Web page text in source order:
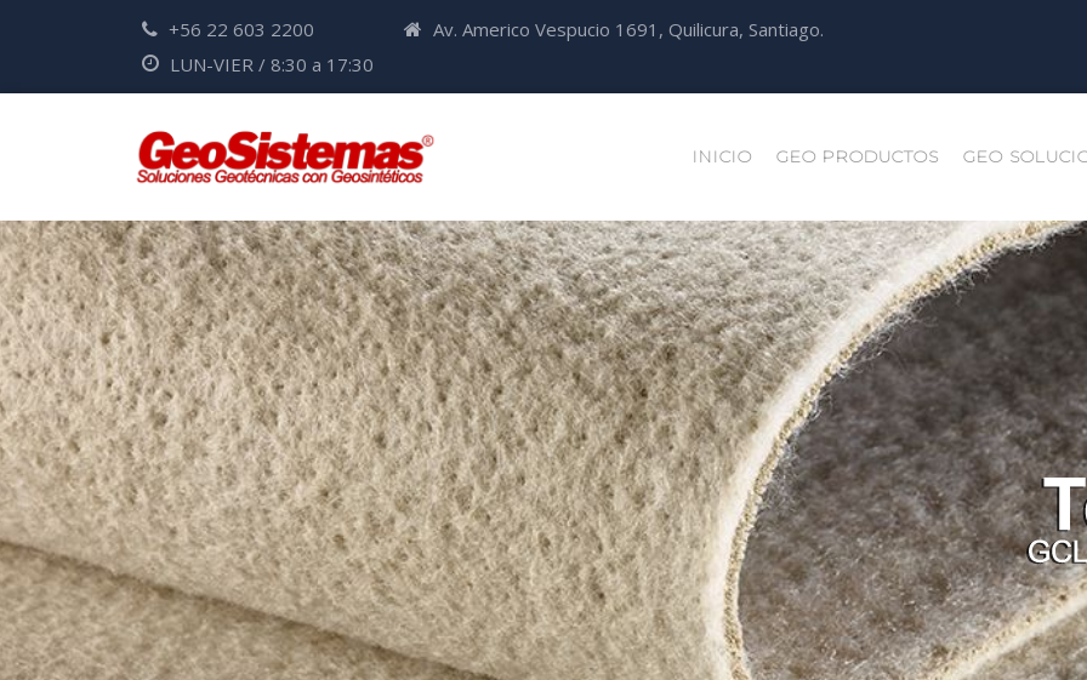
+56 22 603 2200
Av. Americo Vespucio 1691, Quilicura, Santiago.
LUN-VIER / 8:30 a 17:30
INICIO GEO PRODUCTOS GEO